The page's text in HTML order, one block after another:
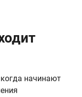
начинают